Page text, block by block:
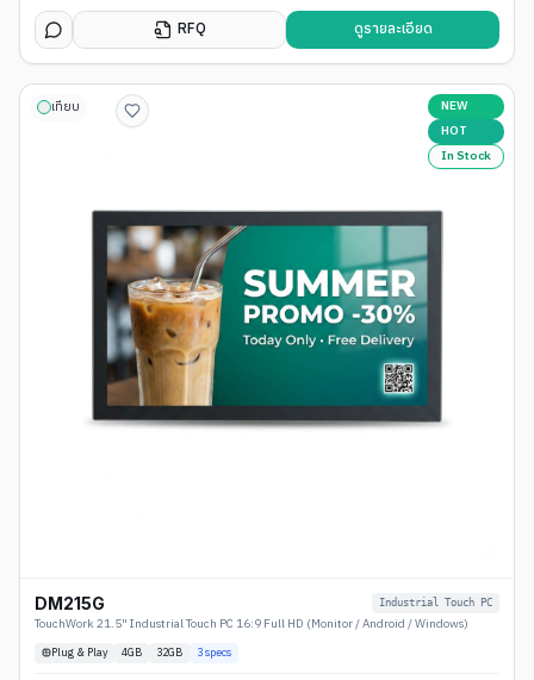
RFQ ดูรายละเอียด
เทียบ
NEW
HOT
In Stock
DM215G Industrial Touch PC
TouchWork 21.5" Industrial Touch PC 16:9 Full HD (Monitor / Android / Windows)
Plug & Play 4GB 32GB 3specs